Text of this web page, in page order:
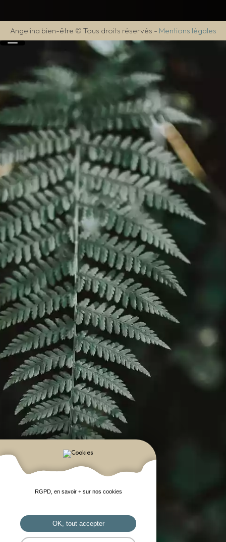
Angelina bien-être © Tous droits réservés - Mentions légales
RGPD, en savoir + sur nos cookies
OK, tout accepter